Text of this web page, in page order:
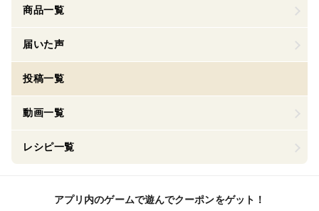
商品一覧
届いた声
投稿一覧
動画一覧
レシピ一覧
アプリ内のゲームで遊んでクーポンをゲット！